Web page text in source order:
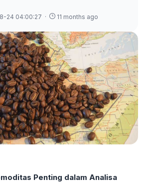
24 04:00:27 · 11 months ago
Penting dalam Analisa